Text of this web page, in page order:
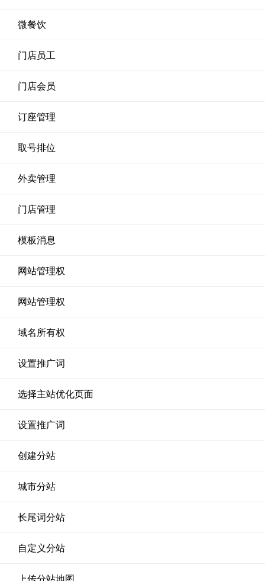
微餐饮
门店员工
门店会员
订座管理
取号排位
外卖管理
门店管理
模板消息
网站管理权
网站管理权
域名所有权
设置推广词
选择主站优化页面
设置推广词
创建分站
城市分站
长尾词分站
自定义分站
上传分站地图